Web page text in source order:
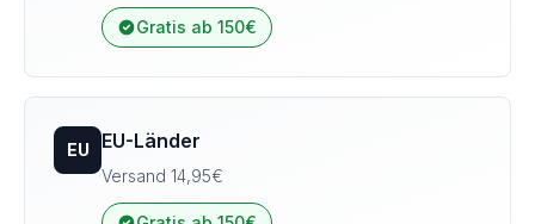
Gratis ab 150€
EU EU-Länder
Versand 14,95€